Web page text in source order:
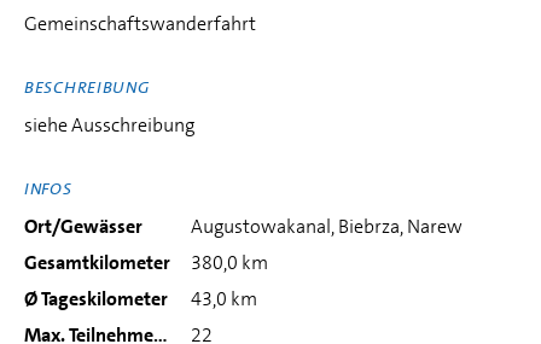
Gemeinschaftswanderfahrt
BESCHREIBUNG
siehe Ausschreibung
INFOS
Ort/Gewässer
Augustowakanal, Biebrza, Narew
Gesamtkilometer
380,0 km
Ø Tageskilometer
43,0 km
Max. Teilnehmerzahl
22